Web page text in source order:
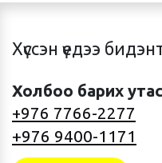
Хүссэн үедээ
Холбоо барих утас
+976 7766-2277
+976 9400-1171